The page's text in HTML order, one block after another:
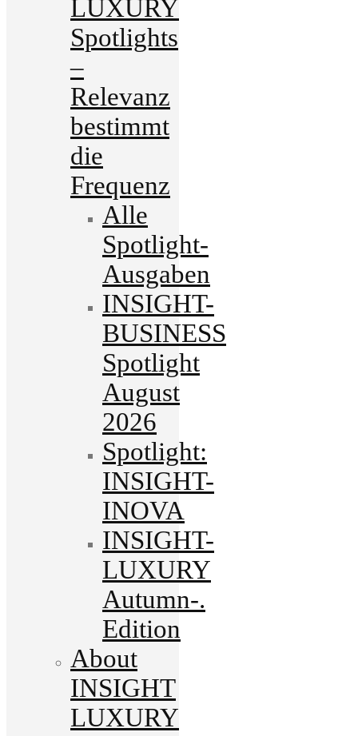
LUXURY
Spotlights
–
Relevanz
bestimmt
die
Frequenz
Alle
Spotlight-
Ausgaben
INSIGHT-
BUSINESS
Spotlight
August
2026
Spotlight:
INSIGHT-
INOVA
INSIGHT-
LUXURY
Autumn-.
Edition
About
INSIGHT
LUXURY